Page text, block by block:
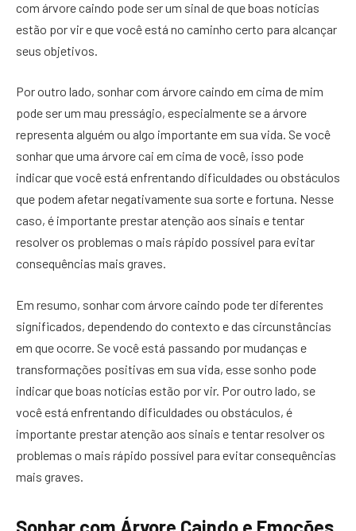
com árvore caindo pode ser um sinal de que boas notícias
estão por vir e que você está no caminho certo para alcançar
seus objetivos.
Por outro lado, sonhar com árvore caindo em cima de mim
pode ser um mau presságio, especialmente se a árvore
representa alguém ou algo importante em sua vida. Se você
sonhar que uma árvore cai em cima de você, isso pode
indicar que você está enfrentando dificuldades ou obstáculos
que podem afetar negativamente sua sorte e fortuna. Nesse
caso, é importante prestar atenção aos sinais e tentar
resolver os problemas o mais rápido possível para evitar
consequências mais graves.
Em resumo, sonhar com árvore caindo pode ter diferentes
significados, dependendo do contexto e das circunstâncias
em que ocorre. Se você está passando por mudanças e
transformações positivas em sua vida, esse sonho pode
indicar que boas notícias estão por vir. Por outro lado, se
você está enfrentando dificuldades ou obstáculos, é
importante prestar atenção aos sinais e tentar resolver os
problemas o mais rápido possível para evitar consequências
mais graves.